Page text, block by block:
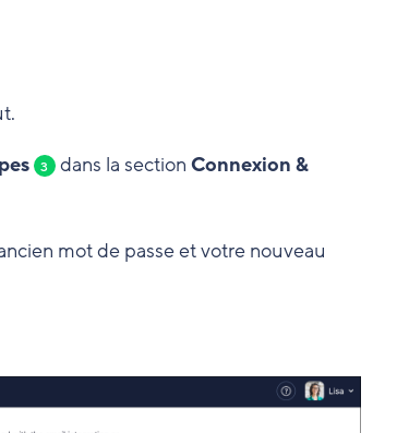
3 dans la section Connexion &
mot de passe et votre nouveau